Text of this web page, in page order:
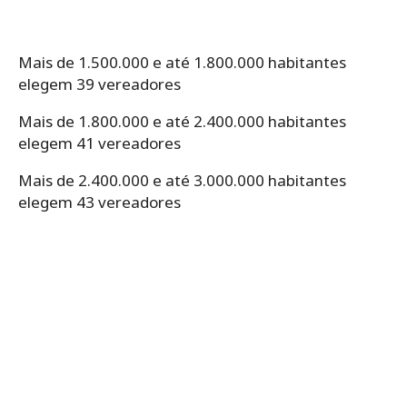
Mais de 1.500.000 e até 1.800.000 habitantes
elegem 39 vereadores
Mais de 1.800.000 e até 2.400.000 habitantes
elegem 41 vereadores
Mais de 2.400.000 e até 3.000.000 habitantes
elegem 43 vereadores